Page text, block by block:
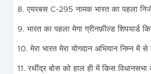
8. एयरबस C-295 नामक भारत का पहला निजी
9. भारत का पहला मेगा ग्रीनफ़ील्ड शिपयार्ड
10. मेरा भारत मेरा योगदान अभियान निम्न में
11. रथींद्र बोस को हाल ही में किस